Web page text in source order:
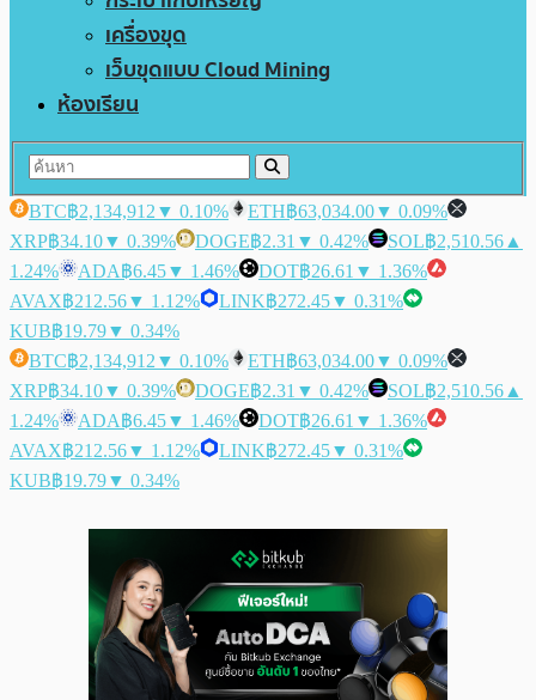
เครื่องขุด
เว็บขุดแบบ Cloud Mining
ห้องเรียน
BTC฿2,134,912 ▼ 0.10% ETH฿63,034.00▼ 0.09%
XRP฿34.10▼ 0.39% DOGE฿2.31 ▼ 0.42% SOL฿2,510.56 ▲
1.24%
ADA฿6.45▼ 1.46% DOT฿26.61 ▼ 1.36%
AVAX฿212.56▼ 1.12% LINK฿272.45▼ 0.31%
KUB฿19.79▼ 0.34%
BTC฿2,134,912 ▼ 0.10% ETH฿63,034.00▼ 0.09%
XRP฿34.10▼ 0.39% DOGE฿2.31 ▼ 0.42% SOL฿2,510.56 ▲
1.24%
ADA฿6.45▼ 1.46% DOT฿26.61 ▼ 1.36%
AVAX฿212.56▼ 1.12% LINK฿272.45▼ 0.31%
KUB฿19.79▼ 0.34%